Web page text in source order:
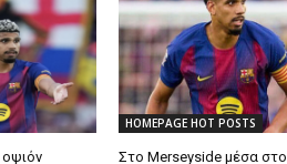
HOMEPAGE HOT POSTS
Στο Merseyside μέσα στο